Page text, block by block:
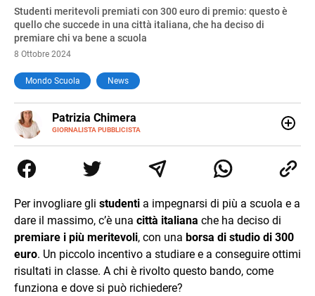
Studenti meritevoli premiati con 300 euro di premio: questo è
quello che succede in una città italiana, che ha deciso di
premiare chi va bene a scuola
8 Ottobre 2024
Mondo Scuola News
Patrizia Chimera
GIORNALISTA PUBBLICISTA
E-
MAIL
LINKEDIN
collaborato con grandi gruppi editoriali e agenzie di
comunicazione specializzandosi nella scrittura di articoli
Per invogliare gli studenti a impegnarsi di più a scuola e a
dare il massimo, c’è una città italiana che ha deciso di
premiare i più meritevoli, con una borsa di studio di 300
euro. Un piccolo incentivo a studiare e a conseguire ottimi
risultati in classe. A chi è rivolto questo bando, come
funziona e dove si può richiedere?